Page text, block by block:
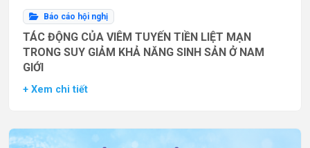
Báo cáo hội nghị
TÁC ĐỘNG CỦA VIÊM TUYẾN TIỀN LIỆT MẠN
TRONG SUY GIẢM KHẢ NĂNG SINH SẢN Ở NAM
GIỚI
+ Xem chi tiết